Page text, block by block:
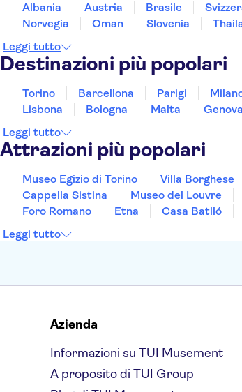
Albania Austria Brasile
Norvegia
Oman Slovenia
Leggi tutto
Destinazioni più popolari
Torino Barcellona Parigi
Lisbona
Bologna Malta Genova
Leggi tutto
Attrazioni più popolari
Museo Egizio di Torino Villa Borghese
Cappella Sistina
Museo del Louvre
Foro Romano
Etna Casa Batlló
Leggi tutto
Azienda
Informazioni su TUI Musement
A proposito di TUI Group